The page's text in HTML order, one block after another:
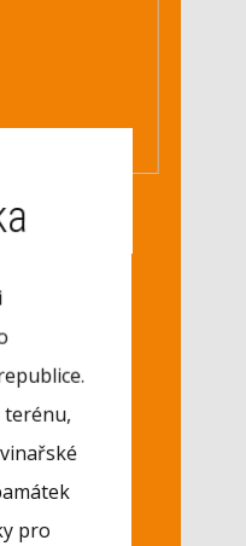
terénu,
pro